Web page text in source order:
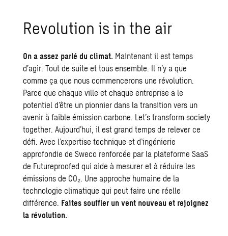
Revo­lu­tion is in the air
On a assez parlé du climat. Maintenant il est temps
d’agir. Tout de suite et tous ensemble. Il n’y a que
comme ça que nous commencerons une révolution.
Parce que chaque ville et chaque entreprise a le
potentiel d’être un pionnier dans la transition vers un
avenir à faible émission carbone. Let’s transform society
together. Aujourd’hui, il est grand temps de relever ce
défi. Avec l’expertise technique et d’ingénierie
approfondie de Sweco renforcée par la plateforme SaaS
de Futureproofed qui aide à mesurer et à réduire les
émissions de CO₂. Une approche humaine de la
technologie climatique qui peut faire une réelle
différence. Faites souffler un vent nouveau et rejoignez
la révolution.